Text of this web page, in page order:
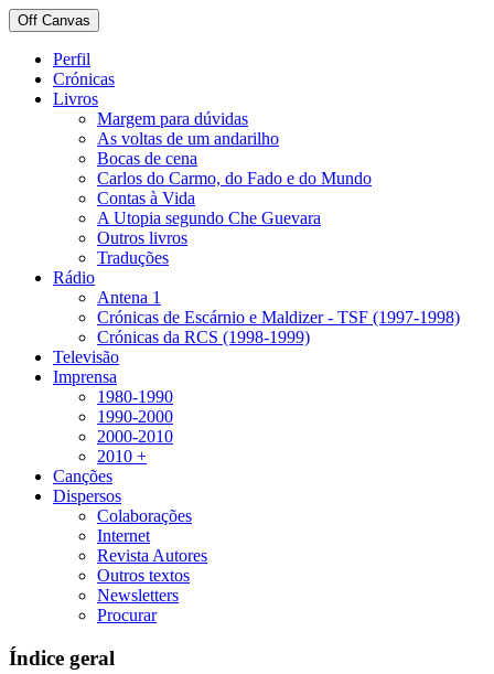
Off Canvas
Perfil
Crónicas
Livros
Margem para dúvidas
As voltas de um andarilho
Bocas de cena
Carlos do Carmo, do Fado e do Mundo
Contas à Vida
A Utopia segundo Che Guevara
Outros livros
Traduções
Rádio
Antena 1
Crónicas de Escárnio e Maldizer - TSF (1997-1998)
Crónicas da RCS (1998-1999)
Televisão
Imprensa
1980-1990
1990-2000
2000-2010
2010 +
Canções
Dispersos
Colaborações
Internet
Revista Autores
Outros textos
Newsletters
Procurar
Índice geral